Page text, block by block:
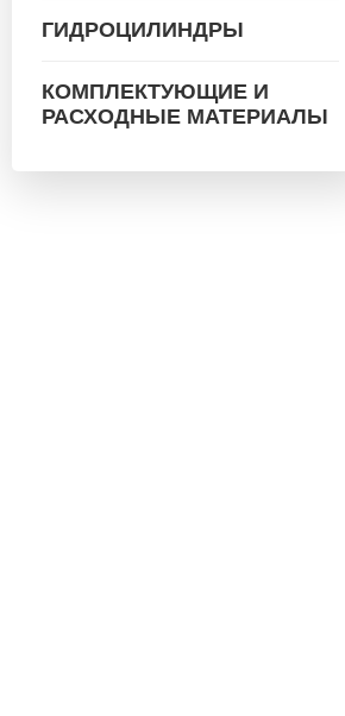
ГИДРОЦИЛИНДРЫ
КОМПЛЕКТУЮЩИЕ И
РАСХОДНЫЕ МАТЕРИАЛЫ